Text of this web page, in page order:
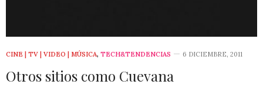
CINE | TV | VIDEO | MÚSICA, TECH&TENDENCIAS 6 DICIEMBRE, 2011
Otros sitios como Cuevana